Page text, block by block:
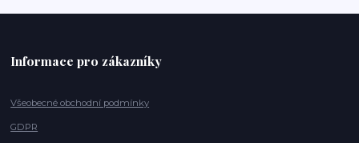
Informace pro zákazníky
Všeobecné obchodní podmínky
GDPR